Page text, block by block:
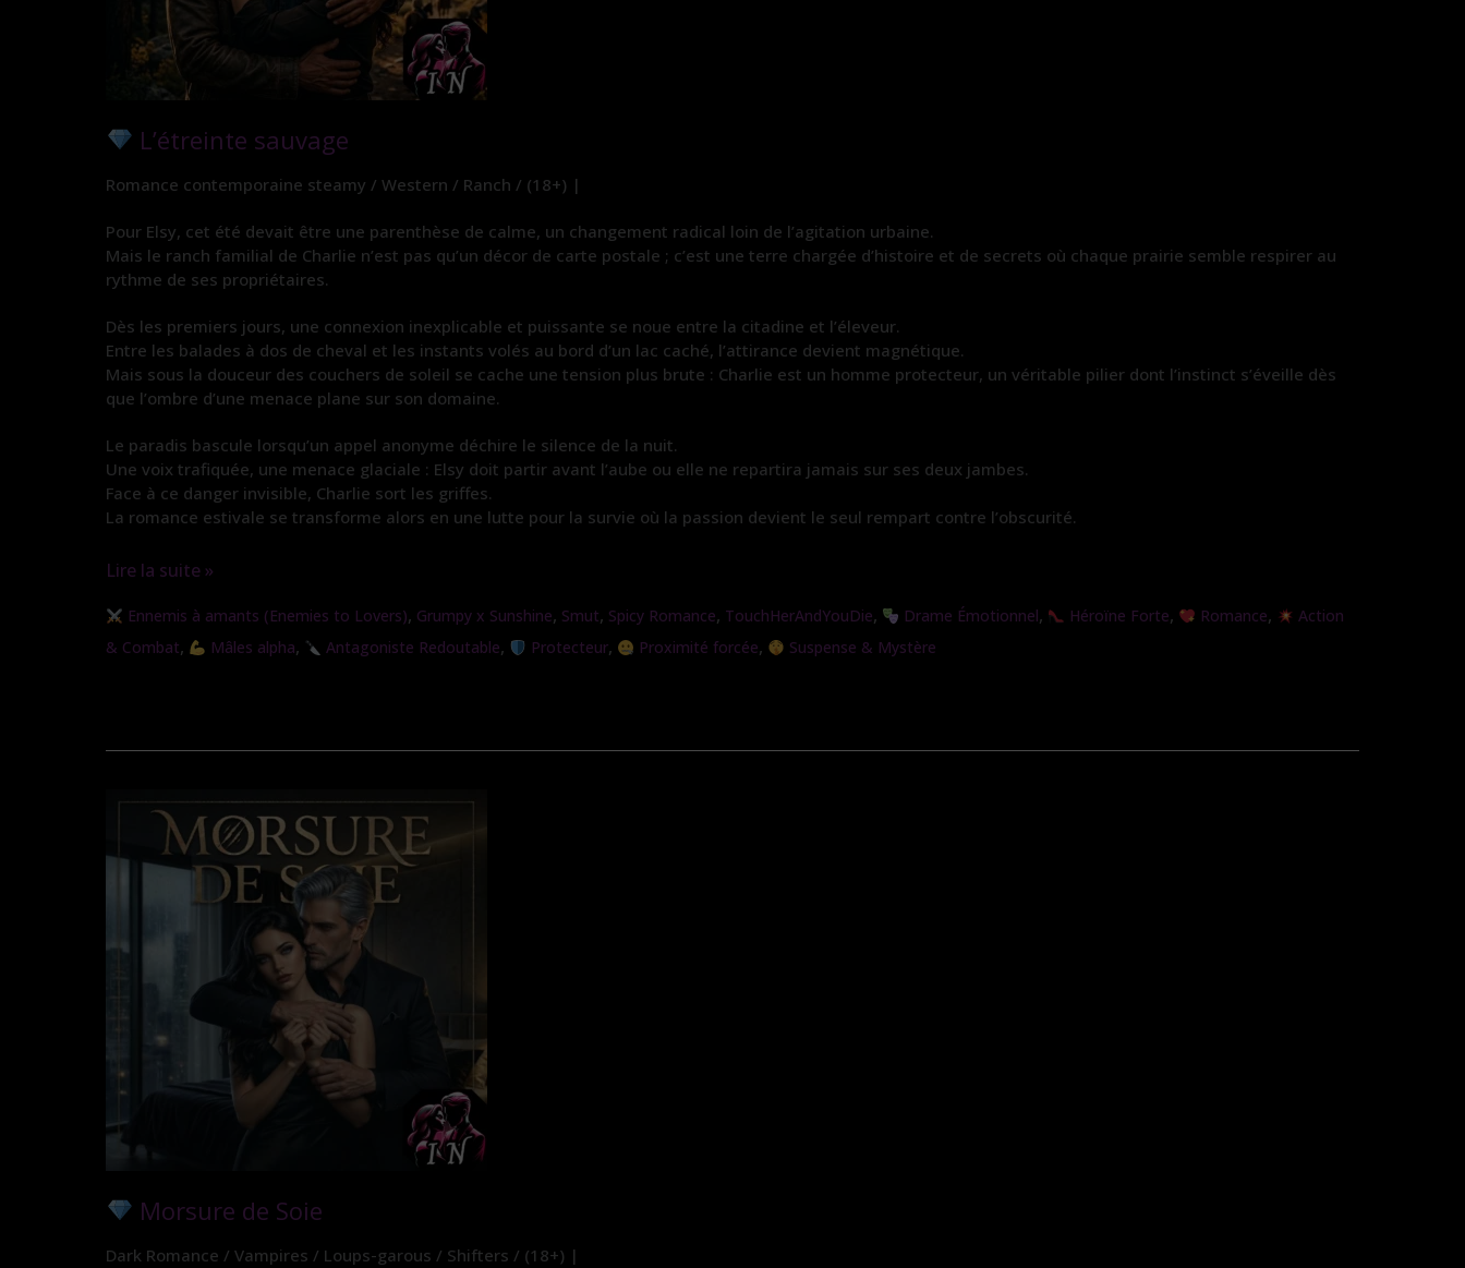
L’étreinte sauvage
Romance contemporaine steamy / Western / Ranch / (18+) |
Pour Elsy, cet été devait être une parenthèse de calme, un changement radical loin de l’agitation urbaine.
Mais le ranch familial de Charlie n’est pas qu’un décor de carte postale ; c’est une terre chargée d’histoire et de secrets où chaque prairie semble respirer au
rythme de ses propriétaires.
Dès les premiers jours, une connexion inexplicable et puissante se noue entre la citadine et l’éleveur.
Entre les balades à dos de cheval et les instants volés au bord d’un lac caché, l’attirance devient magnétique.
Mais sous la douceur des couchers de soleil se cache une tension plus brute : Charlie est un homme protecteur, un véritable pilier dont l’instinct s’éveille dès
que l’ombre d’une menace plane sur son domaine.
Le paradis bascule lorsqu’un appel anonyme déchire le silence de la nuit.
Une voix trafiquée, une menace glaciale : Elsy doit partir avant l’aube ou elle ne repartira jamais sur ses deux jambes.
Face à ce danger invisible, Charlie sort les griffes.
La romance estivale se transforme alors en une lutte pour la survie où la passion devient le seul rempart contre l’obscurité.
sauvage
Lire la suite »
Ennemis à amants (Enemies to Lovers), Grumpy x Sunshine, Smut, Spicy Romance, TouchHerAndYouDie, Drame Émotionnel, Héroïne Forte, Romance,
Action
& Combat, Mâles alpha, Antagoniste Redoutable, Protecteur, Proximité forcée, Suspense & Mystère
Morsure de Soie
Dark Romance / Vampires / Loups-garous / Shifters / (18+) |